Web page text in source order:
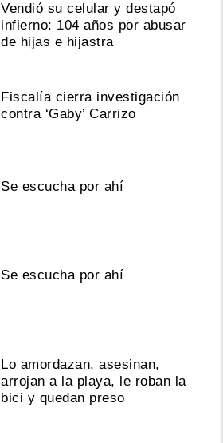
Vendió su celular y destapó
infierno: 104 años por abusar
de hijas e hijastra
Fiscalía cierra investigación
contra ‘Gaby’ Carrizo
Se escucha por ahí
Se escucha por ahí
Lo amordazan, asesinan,
arrojan a la playa, le roban la
bici y quedan preso